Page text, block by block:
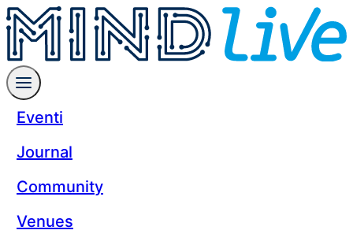
Eventi
Journal
Community
Venues